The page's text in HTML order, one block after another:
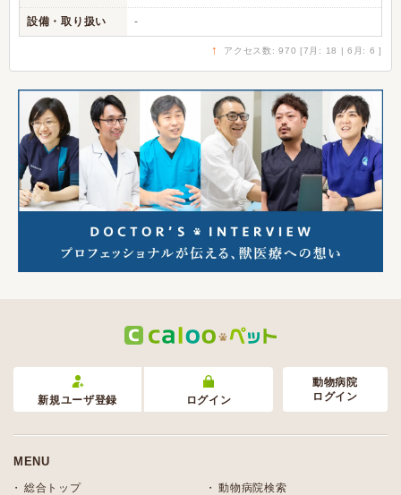
設備・取り扱い -
↑ アクセス数: 970 [7月: 18 | 6月: 6 ]
新規ユーザ登録 ログイン
動物病院
ログイン
MENU
総合トップ 動物病院検索